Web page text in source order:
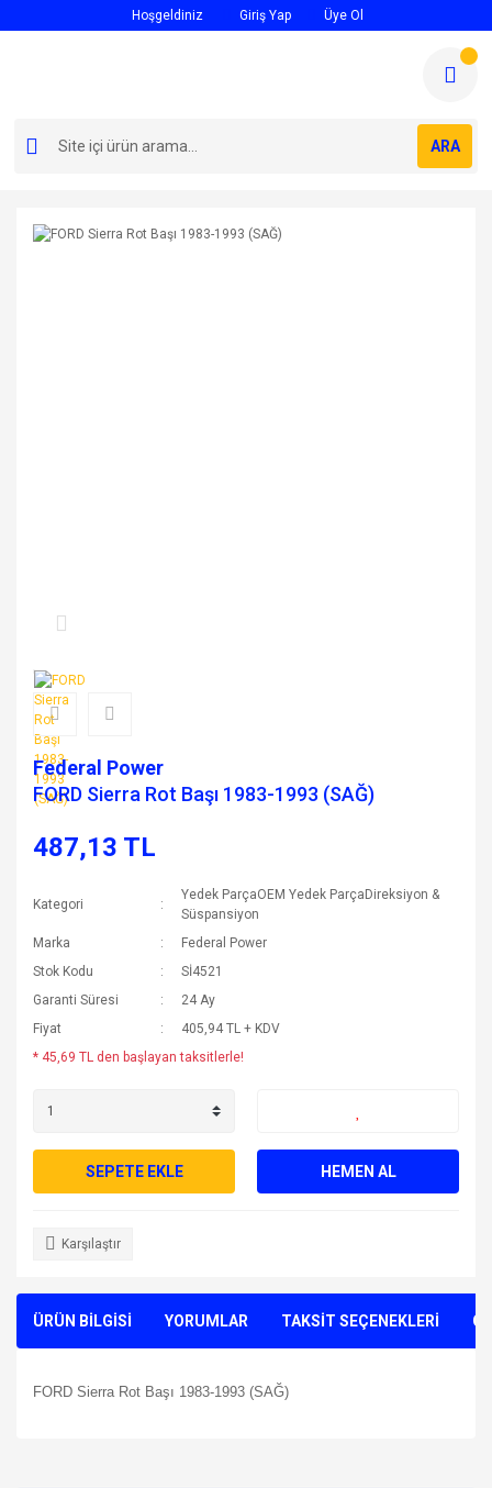
Hoşgeldiniz Giriş Yap Üye Ol
ARA
Federal Power
FORD Sierra Rot Başı 1983-1993 (SAĞ)
487,13 TL
Kategori
Yedek ParçaOEM Yedek ParçaDireksiyon &
Süspansiyon
Marka
Federal Power
Stok Kodu
Sİ4521
Garanti Süresi
24 Ay
Fiyat
405,94 TL + KDV
* 45,69 TL den başlayan taksitlerle!
SEPETE EKLE HEMEN AL
Karşılaştır
ÜRÜN BİLGİSİ YORUMLAR TAKSİT SEÇENEKLERİ
FORD Sierra Rot Başı 1983-1993 (SAĞ)